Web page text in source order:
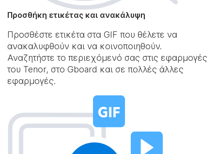
Προσθήκη ετικέτας και ανακάλυψη
Προσθέστε ετικέτα στα GIF που θέλετε να
ανακαλυφθούν και να κοινοποιηθούν.
Αναζητήστε το περιεχόμενό σας στις εφαρμογές
του Tenor, στο Gboard και σε πολλές άλλες
εφαρμογές.